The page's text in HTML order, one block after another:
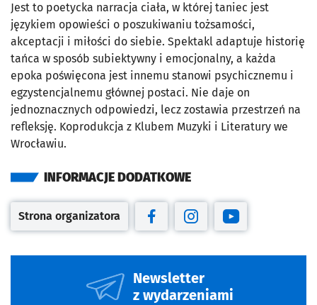
Jest to poetycka narracja ciała, w której taniec jest
językiem opowieści o poszukiwaniu tożsamości,
akceptacji i miłości do siebie. Spektakl adaptuje historię
tańca w sposób subiektywny i emocjonalny, a każda
epoka poświęcona jest innemu stanowi psychicznemu i
egzystencjalnemu głównej postaci. Nie daje on
jednoznacznych odpowiedzi, lecz zostawia przestrzeń na
refleksję. Koprodukcja z Klubem Muzyki i Literatury we
Wrocławiu.
INFORMACJE DODATKOWE
Otwiera się w nowej karcie
Strona organizatora
Otwiera się w nowej karcie
Otwiera się w nowej
Otwiera się w
Newsletter
z wydarzeniami